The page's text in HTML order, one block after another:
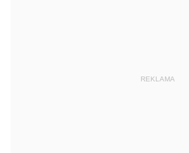
REKLAMA